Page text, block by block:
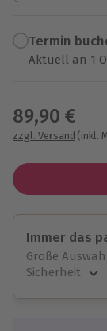
Termin
Aktuell an 1
89,90 €
zzgl. Versand (inkl.
Immer das
Große
Sicherheit